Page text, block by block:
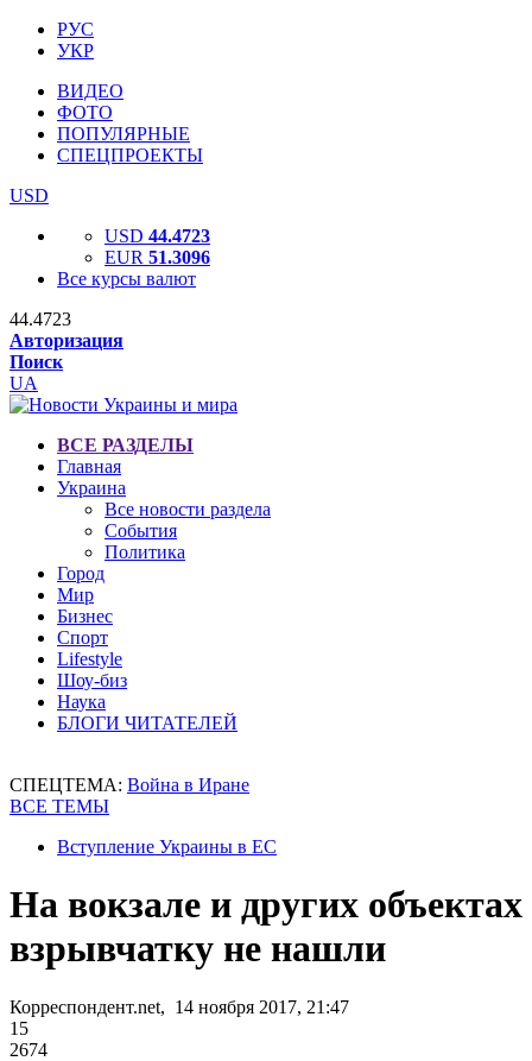
РУС
УКР
ВИДЕО
ФОТО
ПОПУЛЯРНЫЕ
СПЕЦПРОЕКТЫ
USD
USD 44.4723
EUR 51.3096
Все курсы валют
44.4723
Авторизация
Поиск
UA
ВСЕ РАЗДЕЛЫ
Главная
Украина
Все новости раздела
События
Политика
Город
Мир
Бизнес
Спорт
Lifestyle
Шоу-биз
Наука
БЛОГИ ЧИТАТЕЛЕЙ
СПЕЦТЕМА: Война в Иране
ВСЕ ТЕМЫ
Вступление Украины в ЕС
На вокзале и других объектах
взрывчатку не нашли
Корреспондент.net, 14 ноября 2017, 21:47
15
2674